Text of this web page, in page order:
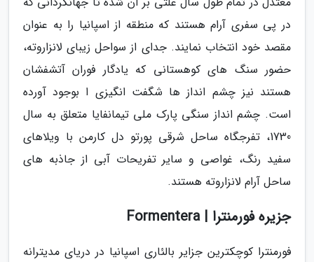
در پی سفری آرام هستند که منطقه از اسپانیا را به عنوان
مقصد خود انتخاب نمایند. جدای از سواحل زیبای لانزاروته،
حضور سنگ های کوهستانی که یادگار فوران آتشفشان
هستند نیز چشم انداز ها شگفت انگیزی ا بوجود آورده
است. چشم انداز سنگی پارک ملی تیمانفایا متعلق به سال
1730، تفرجگاه ساحل شرقی پورتو دل کارمن با ویلاهای
سفید رنگ، غواصی و سایر تفریحات آبی از جاذبه های
ساحل آرام لانزاروته هستند.
جزیره فورمنترا | Formentera
فورمنترا کوچکترین جزایر بالئاری اسپانیا در دریای مدیترانه